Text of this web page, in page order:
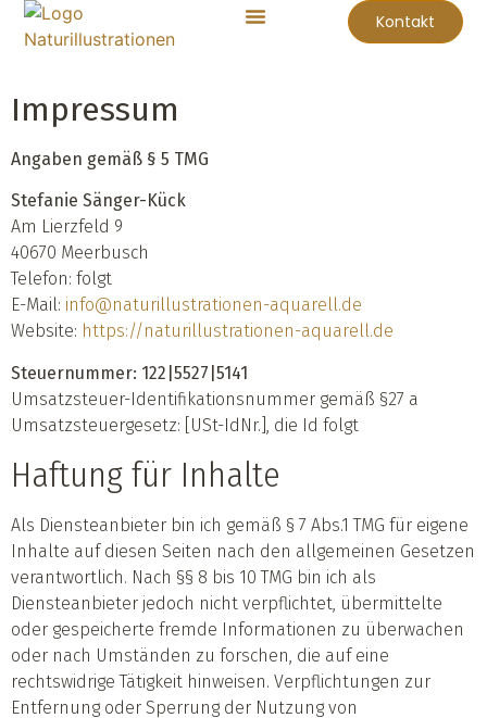
Kontakt
Impressum
Angaben gemäß § 5 TMG
Stefanie Sänger-Kück
Am Lierzfeld 9
40670 Meerbusch
Telefon: folgt
E-Mail: info@naturillustrationen-aquarell.de
Website: https://naturillustrationen-aquarell.de
Steuernummer: 122|5527|5141
Umsatzsteuer-Identifikationsnummer gemäß §27 a
Umsatzsteuergesetz: [USt-IdNr.], die Id folgt
Haftung für Inhalte
Als Diensteanbieter bin ich gemäß § 7 Abs.1 TMG für eigene
Inhalte auf diesen Seiten nach den allgemeinen Gesetzen
verantwortlich. Nach §§ 8 bis 10 TMG bin ich als
Diensteanbieter jedoch nicht verpflichtet, übermittelte
oder gespeicherte fremde Informationen zu überwachen
oder nach Umständen zu forschen, die auf eine
rechtswidrige Tätigkeit hinweisen. Verpflichtungen zur
Entfernung oder Sperrung der Nutzung von